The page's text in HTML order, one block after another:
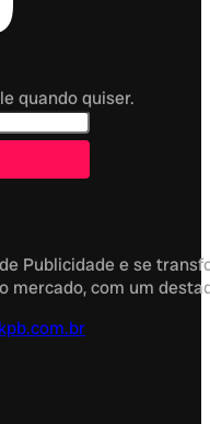
quando quiser.
Publicidade e se
mercado, com um